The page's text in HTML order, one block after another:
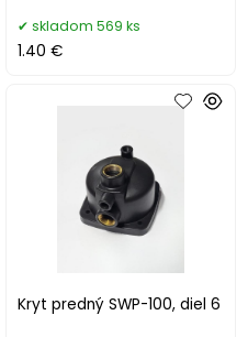
skladom 569 ks
1.40 €
Kryt predný SWP-100, diel 6